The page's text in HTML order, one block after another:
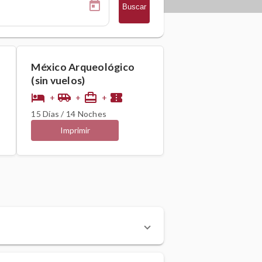
Buscar
México Arqueológico
(sin vuelos)
hotel + airport_shuttle + card_travel + confirmation_number
15 Días / 14 Noches
Imprimir